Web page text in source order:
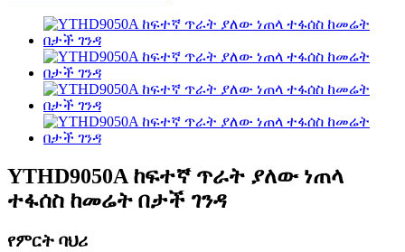
YTHD9050A ከፍተኛ ጥራት ያለው ነጠላ
ተፋሰስ ከመሬት በታች ገንዳ
የምርት ባህሪ